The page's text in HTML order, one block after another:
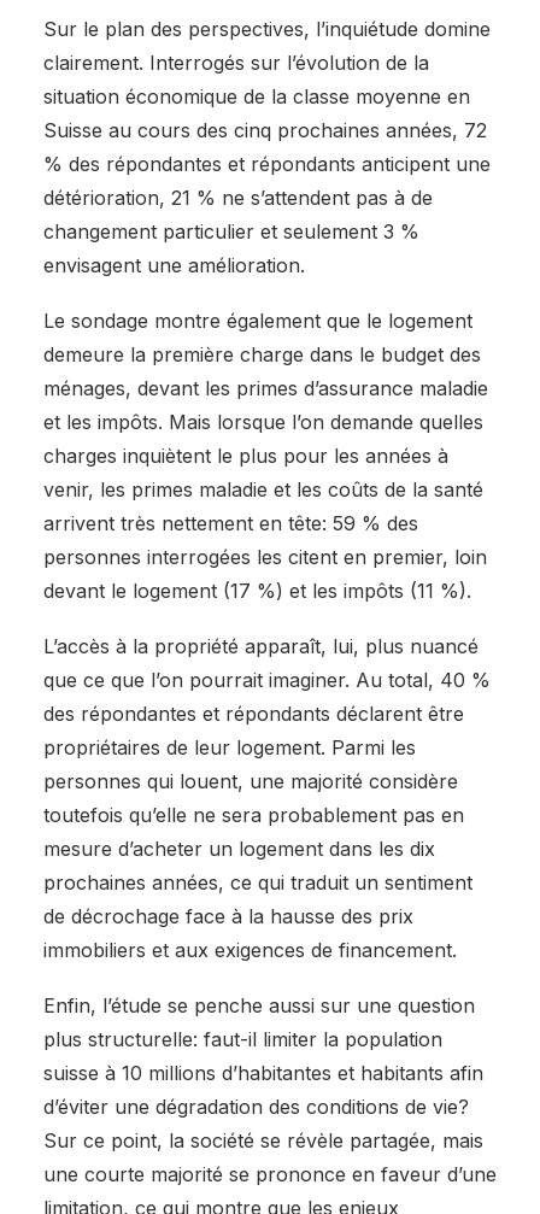
Sur le plan des perspectives, l’inquiétude domine
clairement. Interrogés sur l’évolution de la
situation économique de la classe moyenne en
Suisse au cours des cinq prochaines années, 72
% des répondantes et répondants anticipent une
détérioration, 21 % ne s’attendent pas à de
changement particulier et seulement 3 %
envisagent une amélioration.
Le sondage montre également que le logement
demeure la première charge dans le budget des
ménages, devant les primes d’assurance maladie
et les impôts. Mais lorsque l’on demande quelles
charges inquiètent le plus pour les années à
venir, les primes maladie et les coûts de la santé
arrivent très nettement en tête: 59 % des
personnes interrogées les citent en premier, loin
devant le logement (17 %) et les impôts (11 %).
L’accès à la propriété apparaît, lui, plus nuancé
que ce que l’on pourrait imaginer. Au total, 40 %
des répondantes et répondants déclarent être
propriétaires de leur logement. Parmi les
personnes qui louent, une majorité considère
toutefois qu’elle ne sera probablement pas en
mesure d’acheter un logement dans les dix
prochaines années, ce qui traduit un sentiment
de décrochage face à la hausse des prix
immobiliers et aux exigences de financement.
Enfin, l’étude se penche aussi sur une question
plus structurelle: faut-il limiter la population
suisse à 10 millions d’habitantes et habitants afin
d’éviter une dégradation des conditions de vie?
Sur ce point, la société se révèle partagée, mais
une courte majorité se prononce en faveur d’une
limitation, ce qui montre que les enjeux